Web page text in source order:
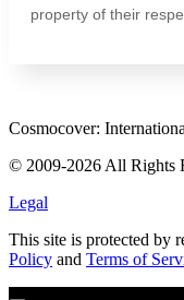
property of their
Cosmocover:
© 2009-2026 All Rights
Legal
This site is protected by
Policy and Terms of